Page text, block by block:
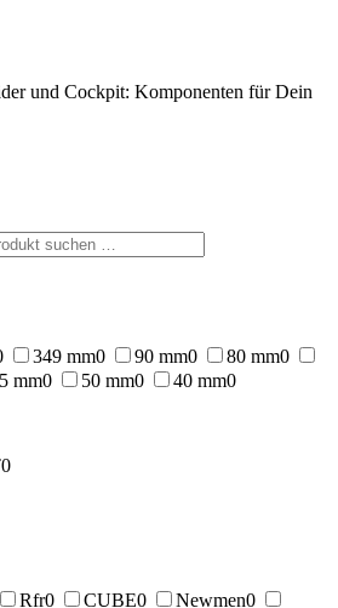
und Cockpit: Komponenten für Dein
349 mm0 90 mm0 80 mm0
mm0 50 mm0 40 mm0
0
Rfr0 CUBE0 Newmen0